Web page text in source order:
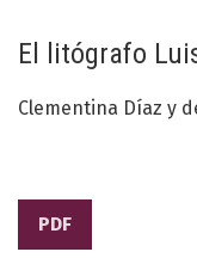
El litógrafo
Clementina Díaz y
PDF